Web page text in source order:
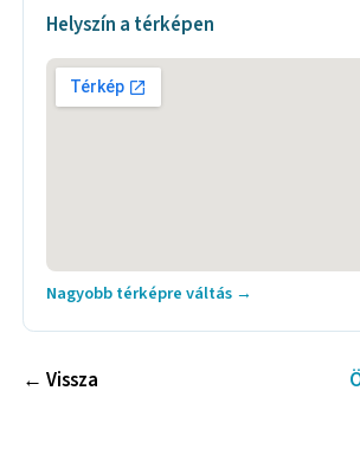
Helyszín a térképen
Nagyobb térképre váltás →
← Vissza